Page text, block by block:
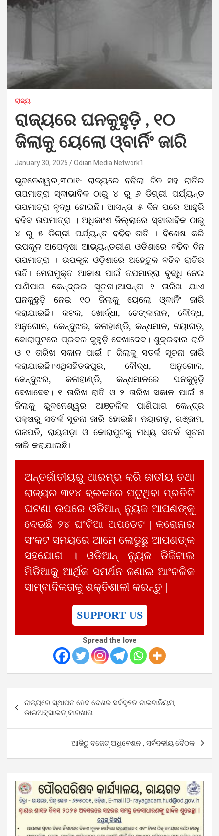
ରାଜ୍ୟ
ରାଜ୍ୟରେ ଘନକୁହୁଡ଼ି , ୧୦
ଜିଲାକୁ ୟେଲୋ ଓ୍ବାର୍ନିଂ ଜାରି
January 30, 2025 Odian Media Network1
ଭୁବନେଶ୍ୱର,୩୦ା୧: ରାଜ୍ୟରେ ବଢିଲା ଦିନ ସହ ରାତିର
ତାପମାତ୍ରା ସ୍ବାଭାବିକ ଠାରୁ ୪ ରୁ ୬ ଡିଗ୍ରୀ ପର୍ଯ୍ୟନ୍ତ
ତାପମାତ୍ରା ବୃଦ୍ଧି ହୋଇଛି। ଆସନ୍ତା ୫ ଦିନ ପରେ ଆହୁରି
ବଢିବ ତାପମାତ୍ରା । ଅଧିକାଂଶ ଜିଲ୍ଲାରେ ସ୍ବାଭାବିକ ଠାରୁ
୪ ରୁ ୫ ଡିଗ୍ରୀ ପର୍ଯ୍ୟନ୍ତ ବଢିବ ତାତି । ବିଶେଷ କରି
ଉପକୂଳ ଅପେକ୍ଷା ଆଭ୍ୟନ୍ତରୀଣ ଓଡିଶାରେ ବଢିବ ଦିନ
ତାପମାତ୍ରା । ଉପକୂଳ ଓଡ଼ିଶାରେ ଅହେତୁକ ବଢିବ ରାତିର
ତାତି। ମେଘମୁକ୍ତ ଆକାଶ ପାଇଁ ତାପମାତ୍ରା ବୃଦ୍ଧି ନେଇ
ପାଣିପାଗ କେନ୍ଦ୍ରର ସୂଚନା।ଆସନ୍ତା ୨ ତାରିଖ ଯାଏ
ଘନକୁହୁଡ଼ି ନେଇ ୧୦ ଜିଲାକୁ ୟେଲୋ ଓ୍ବାର୍ନିଂ ଜାରି
କରାଯାଇଛି। କଟକ, ଖୋର୍ଦ୍ଧା, ଢେଙ୍କାନାଳ, ବୌଦ୍ଧ,
ଅନୁଗୋଳ, କେନ୍ଦୁଝର, କଳାହାଣ୍ଡି, କନ୍ଧମାଳ, ନୟାଗଡ଼,
କୋରାପୁଟରେ ପ୍ରବଳ କୁହୁଡ଼ି ଦେଖାଦେବ। ଶୁକ୍ରବାର ରାତି
ଓ ୧ ତାରିଖ ସକାଳ ପାଇଁ ୮ ଜିଲାକୁ ସତର୍କ ସୂଚନା ଜାରି
କରାଯାଇଛି।ଏଥିସହିତଜପୁର, ବୌଦ୍ଧ, ଅନୁଗୋଳ,
କେନ୍ଦୁଝର, କଳାହାଣ୍ଡି, କନ୍ଧମାଳରେ ଘନକୁହୁଡ଼ି
ଦେଖାଦେବ। ୧ ତାରିଖ ରାତି ଓ ୨ ତାରିଖ ସକାଳ ପାଇଁ ୫
ଜିଲାକୁ ଭୁବନେଶ୍ୱର ଆଞ୍ଚଳିକ ପାଣିପାଗ କେନ୍ଦ୍ର
ପକ୍ଷରୁ ସତର୍କ ସୂଚନା ଜାରି ହୋଇଛି। ନୟାଗଡ଼, ଗଞ୍ଜାମ,
ଗଜପତି, ରାୟଗଡ଼ା ଓ କୋରାପୁଟକୁ ମଧ୍ୟ ସତର୍କ ସୂଚନା
ଜାରି କରାଯାଇଛି।
ଅନ୍ତର୍ଜାତୀୟରୁ ଆରମ୍ଭ କରି ଜାତୀୟ ତଥା
ରାଜ୍ୟର ୩୧୪ ବ୍ଲକରେ ଘଟୁଥିବା ପ୍ରତିଟି
ଘଟଣା ଉପରେ ଓଡିଆନ୍ ନ୍ୟୁଜ ଆପଣଙ୍କୁ
ଦେଉଛି ୨୪ ଘଂଟିଆ ଅପଡେଟ | କରୋନାର
ସଂକଟ ସମୟରେ ଆମେ ଲୋଡୁଛୁ ଆପଣଙ୍କ
ସହଯୋଗ । ଓଡିଆନ୍ ନ୍ୟୁଜ ଡିଜିଟାଲ
ମିଡିଆକୁ ଆର୍ଥିକ ସମର୍ଥନ ଜଣାଇ ଆଂଚଳିକ
ସାମ୍ବାଦିକତାକୁ ଶକ୍ତିଶାଳୀ କରନ୍ତୁ |
SUPPORT US
Spread the love
navigation
ରାଜ୍ୟରେ ସ୍ଥାପନ ହେବ ଦେଶର ସର୍ବବୃହତ ଟାଇଟାନିୟମ୍
ଡାଇଅକ୍ସାଇଡ୍ କାରଖାନା
ଆଜିଠୁ ବଜେଟ୍‌ ଅଧିବେଶନ , ସର୍ବଦଳୀୟ ବୈଠକ